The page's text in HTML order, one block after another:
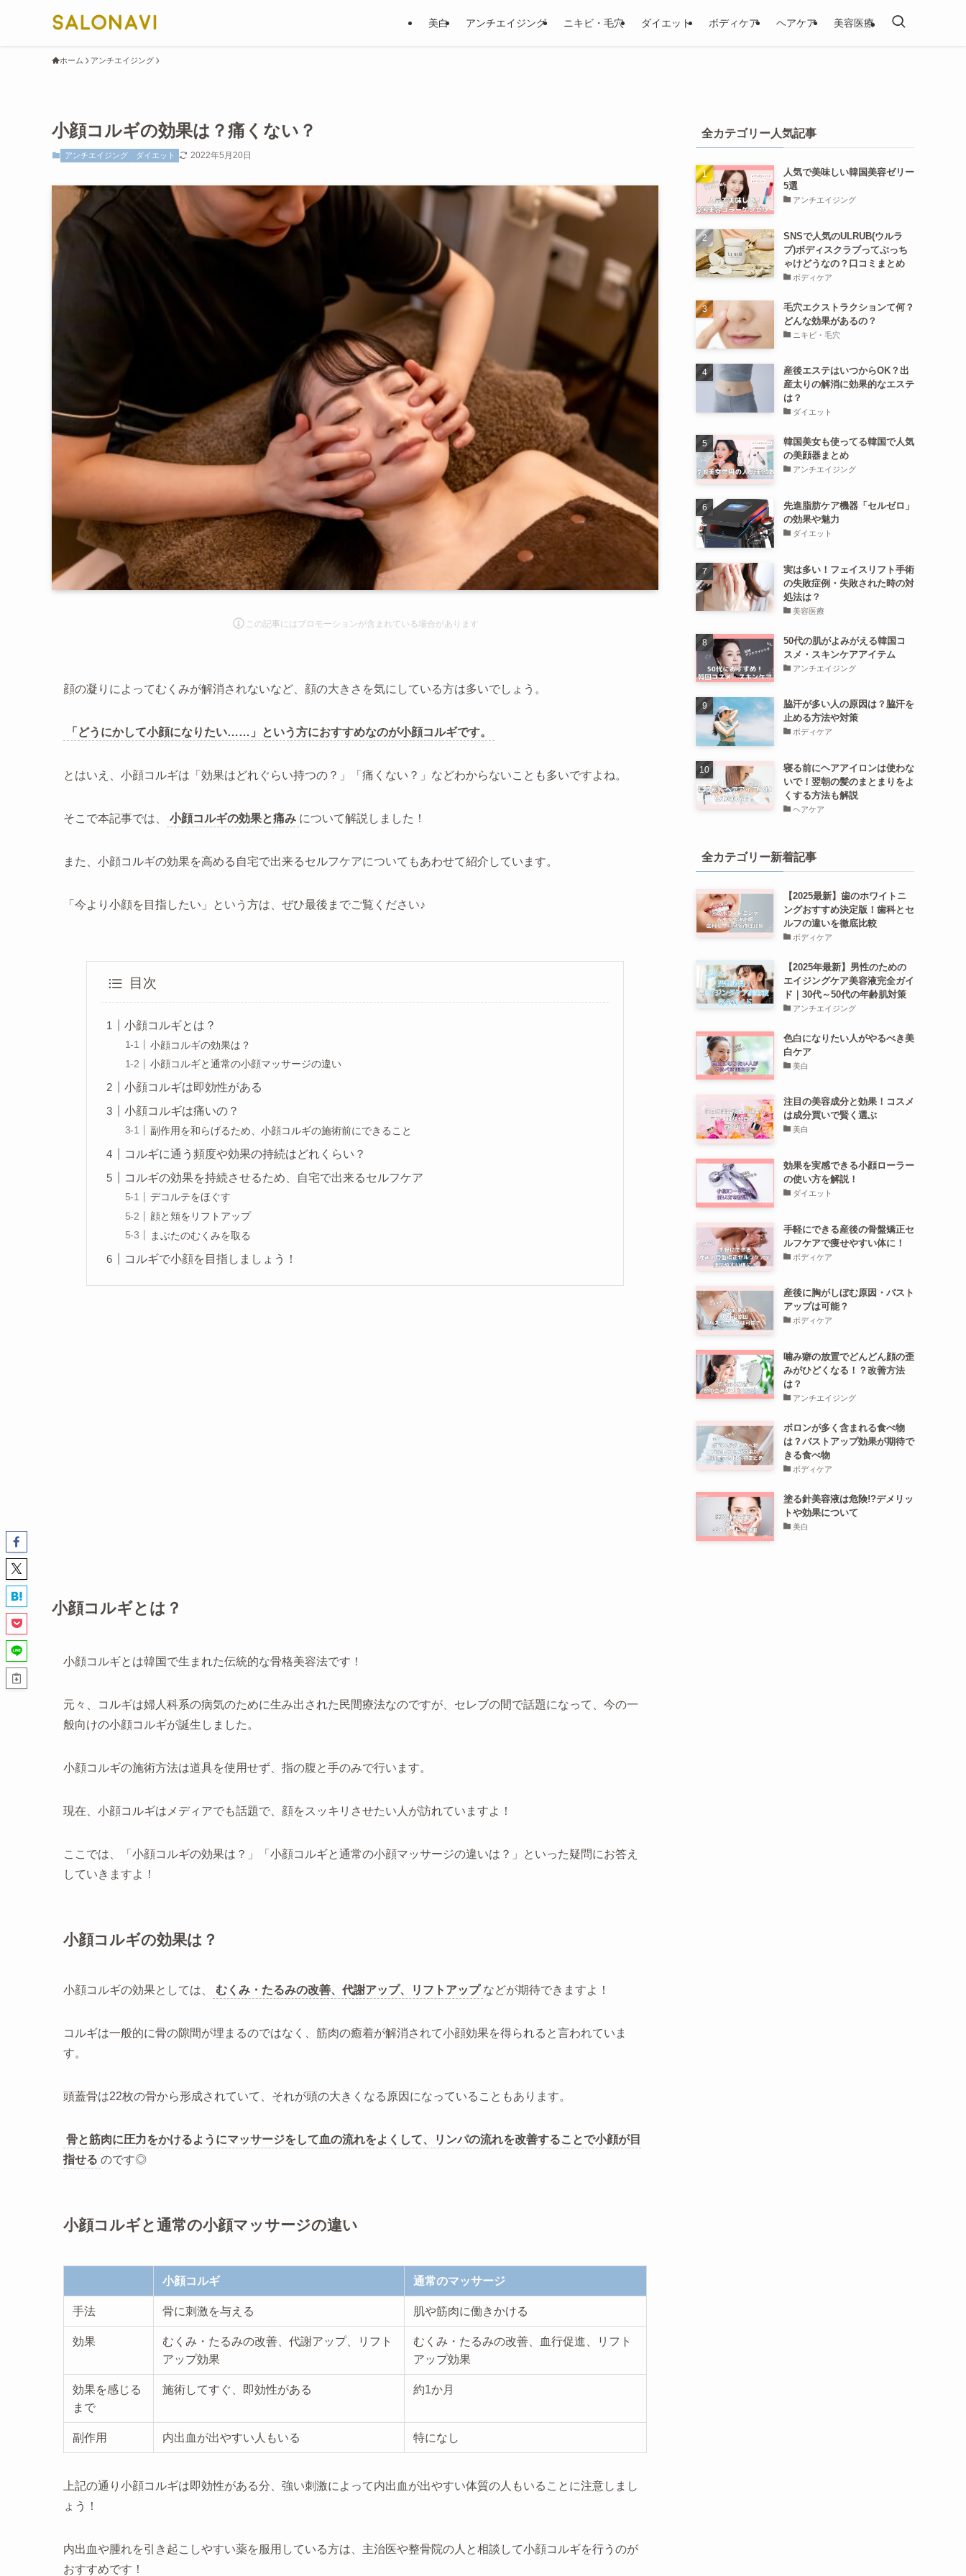
美白 アンチエイジング ニキビ・毛穴 ダイエット ボディケア ヘアケア 美容医療
ホーム アンチエイジング
小顔コルギの効果は？痛くない？
アンチエイジング ダイエット 2022年5月20日
この記事にはプロモーションが含まれて いる場合があります
顔の凝りによってむくみが解消されないなど、顔の大きさを気にしている方は多いでしょう。
「どうにかして小顔になりたい……」という方におすすめなのが小顔コルギです。
とはいえ、小顔コルギは「効果はどれぐらい持つの？」「痛くない？」などわからないことも多いですよね。
そこで本記事では、 小顔コルギの効果と痛み について解説しました！
また、小顔コルギの効果を高める自宅で出来るセルフケアについてもあわせて紹介しています。
「今より小顔を目指したい」という方は、ぜひ最後までご覧ください♪
目次
小顔コルギとは？
小顔コルギの効果は？
小顔コルギと通常の小顔マッサージの違い
小顔コルギは即効性がある
小顔コルギは痛いの？
副作用を和らげるため、小顔コルギの施術前にできること
コルギに通う頻度や効果の持続はどれくらい？
コルギの効果を持続させるため、自宅で出来るセルフケア
デコルテをほぐす
顔と頬をリフトアップ
まぶたのむくみを取る
コルギで小顔を目指しましょう！
小顔コルギとは？
小顔コルギとは韓国で生まれた伝統的な骨格美容法です！
元々、コルギは婦人科系の病気のために生み出された民間療法なのですが、セレブの間で話題になって、今の一
般向けの小顔コルギが誕生しました。
小顔コルギの施術方法は道具を使用せず、指の腹と手のみで行います。
現在、小顔コルギはメディアでも話題で、顔をスッキリさせたい人が訪れていますよ！
ここでは、「小顔コルギの効果は？」「小顔コルギと通常の小顔マッサージの違いは？」といった疑問にお答え
していきますよ！
小顔コルギの効果は？
小顔コルギの効果としては、 むくみ・たるみの改善、代謝アップ、リフトアップ などが期待できますよ！
コルギは一般的に骨の隙間が埋まるのではなく、筋肉の癒着が解消されて小顔効果を得られると言われていま
す。
頭蓋骨は22枚の骨から形成されていて、それが頭の大きくなる原因になっていることもあります。
骨と筋肉に圧力をかけるようにマッサージをして血の流れをよくして、リンパの流れを改善することで小顔が目
指せる のです◎
小顔コルギと通常の小顔マッサージの違い
小顔コルギ 通常のマッサージ
手法 骨に刺激を与える 肌や筋肉に働きかける
効果
むくみ・たるみの改善、代謝アップ、リフト
アップ効果
むくみ・たるみの改善、血行促進、リフト
アップ効果
効果を感じる
まで
施術してすぐ、即効性がある 約1か月
副作用 内出血が出やすい人もいる 特になし
上記の通り小顔コルギは即効性がある分、強い刺激によって内出血が出やすい体質の人もいることに注意しまし
ょう！
内出血や腫れを引き起こしやすい薬を服用している方は、主治医や整骨院の人と相談して小顔コルギを行うのが
おすすめです！
全カテゴリー人気記事
人気で美味しい韓国美容ゼリー
5選
アンチエイジング
SNSで人気のULRUB(ウルラ
ブ)ボディスクラブってぶっち
ゃけどうなの？口コミまとめ
ボディケア
毛穴エクストラクションて何？
どんな効果があるの？
ニキビ・毛穴
産後エステはいつからOK？出
産太りの解消に効果的なエステ
は？
ダイエット
韓国美女も使ってる韓国で人気
の美顔器まとめ
アンチエイジング
先進脂肪ケア機器「セルゼロ」
の効果や魅力
ダイエット
実は多い！フェイスリフト手術
の失敗症例・失敗された時の対
処法は？
美容医療
50代の肌がよみがえる韓国コ
スメ・スキンケアアイテム
アンチエイジング
脇汗が多い人の原因は？脇汗を
止める方法や対策
ボディケア
寝る前にヘアアイロンは使わな
いで！翌朝の髪のまとまりをよ
くする方法も解説
ヘアケア
全カテゴリー新着記事
【2025最新】歯のホワイトニ
ングおすすめ決定版！歯科とセ
ルフの違いを徹底比較
ボディケア
【2025年最新】男性のための
エイジングケア美容液完全ガイ
ド｜30代～50代の年齢肌対策
アンチエイジング
色白になりたい人がやるべき美
白ケア
美白
注目の美容成分と効果！コスメ
は成分買いで賢く選ぶ
美白
効果を実感できる小顔ローラー
の使い方を解説！
ダイエット
手軽にできる産後の骨盤矯正セ
ルフケアで痩せやすい体に！
ボディケア
産後に胸がしぼむ原因・バスト
アップは可能？
ボディケア
噛み癖の放置でどんどん顔の歪
みがひどくなる！？改善方法
は？
アンチエイジング
ボロンが多く含まれる食べ物
は？バストアップ効果が期待で
きる食べ物
ボディケア
塗る針美容液は危険!?デメリッ
トや効果について
美白